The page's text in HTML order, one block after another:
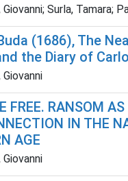
Surla, Tamara;
(1686), The
the Diary of
FREE. RANSOM
IN THE
AGE